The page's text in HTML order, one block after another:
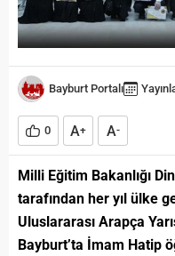
Bayburt Portalı
0 A+ A-
Milli Eğitim Bakanlığı
tarafından her yıl ülke
Uluslararası Arapça
Bayburt’ta İmam Hatip